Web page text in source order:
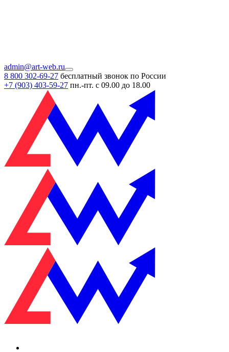
admin@art-web.ru
8 800 302-69-27 бесплатный звонок по России
+7 (903) 403-59-27 пн.-пт. с 09.00 до 18.00